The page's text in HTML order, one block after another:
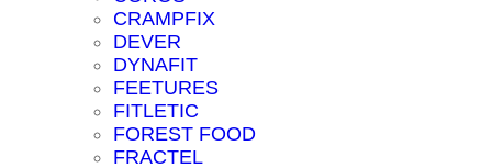
CRAMPFIX
DEVER
DYNAFIT
FEETURES
FITLETIC
FOREST FOOD
FRACTEL